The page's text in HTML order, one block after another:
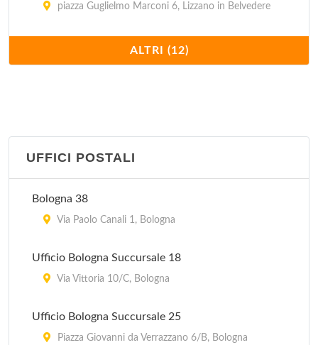
piazza Guglielmo Marconi 6, Lizzano in Belvedere
IAT Aereoporto Guglielmo Marconi
via Triumvurato 84, Bologna
Pro Loco
Pro Loco
Pro Loco
Pro Loco
ALTRI (12)
UFFICI POSTALI
Bologna 38
Via Paolo Canali 1, Bologna
Ufficio Bologna Succursale 18
Via Vittoria 10/C, Bologna
Ufficio Bologna Succursale 25
Piazza Giovanni da Verrazzano 6/B, Bologna